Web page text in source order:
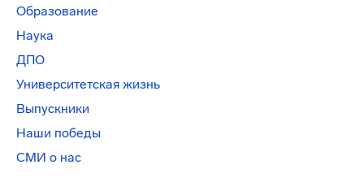
Образование
Наука
ДПО
Университетская жизнь
Выпускники
Наши победы
СМИ о нас